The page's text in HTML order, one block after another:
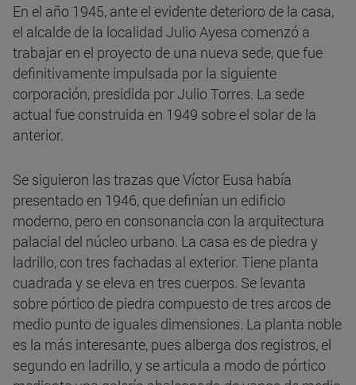
En el año 1945, ante el evidente deterioro de la casa,
el alcalde de la localidad Julio Ayesa comenzó a
trabajar en el proyecto de una nueva sede, que fue
definitivamente impulsada por la siguiente
corporación, presidida por Julio Torres. La sede
actual fue construida en 1949 sobre el solar de la
anterior.
Se siguieron las trazas que Víctor Eusa había
presentado en 1946, que definían un edificio
moderno, pero en consonancia con la arquitectura
palacial del núcleo urbano. La casa es de piedra y
ladrillo, con tres fachadas al exterior. Tiene planta
cuadrada y se eleva en tres cuerpos. Se levanta
sobre pórtico de piedra compuesto de tres arcos de
medio punto de iguales dimensiones. La planta noble
es la más interesante, pues alberga dos registros, el
segundo en ladrillo, y se articula a modo de pórtico